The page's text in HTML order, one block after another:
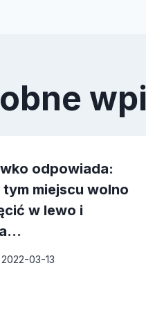
odpowiada:
tym miejscu wolno
w lewo i
2022-03-13